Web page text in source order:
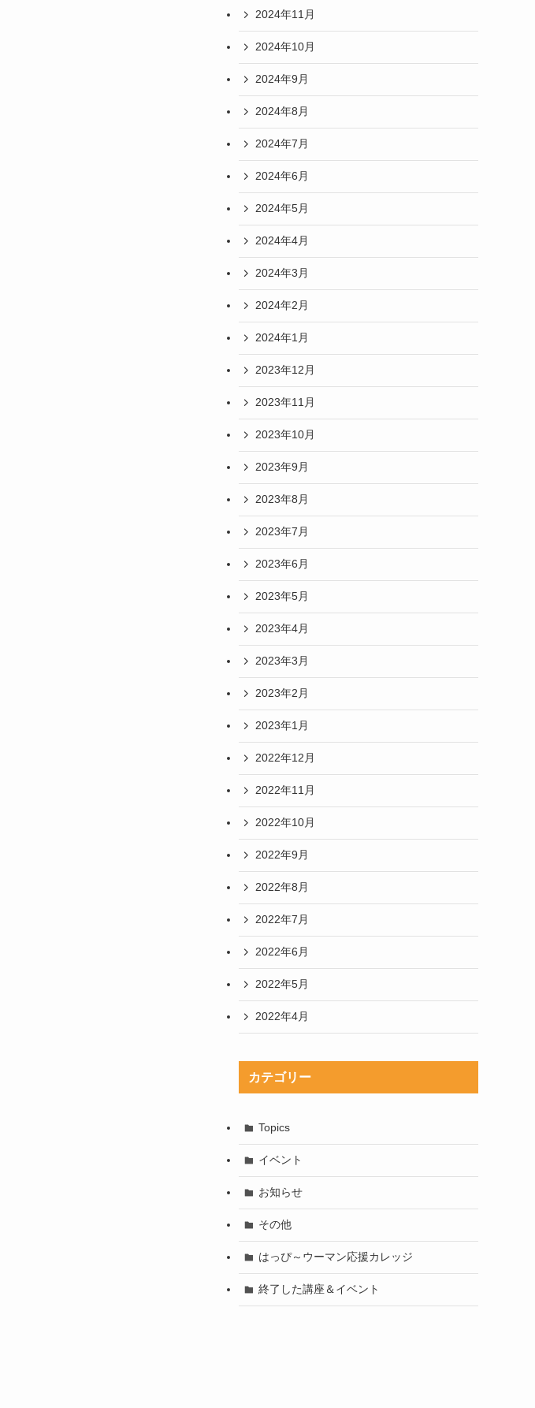
2024年11月
2024年10月
2024年9月
2024年8月
2024年7月
2024年6月
2024年5月
2024年4月
2024年3月
2024年2月
2024年1月
2023年12月
2023年11月
2023年10月
2023年9月
2023年8月
2023年7月
2023年6月
2023年5月
2023年4月
2023年3月
2023年2月
2023年1月
2022年12月
2022年11月
2022年10月
2022年9月
2022年8月
2022年7月
2022年6月
2022年5月
2022年4月
カテゴリー
Topics
イベント
お知らせ
その他
はっぴ～ウーマン応援カレッジ
終了した講座＆イベント